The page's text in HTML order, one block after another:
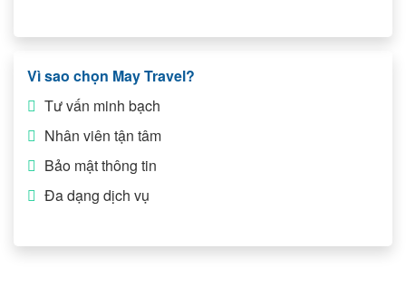
Vì sao chọn May Travel?
Tư vấn minh bạch
Nhân viên tận tâm
Bảo mật thông tin
Đa dạng dịch vụ